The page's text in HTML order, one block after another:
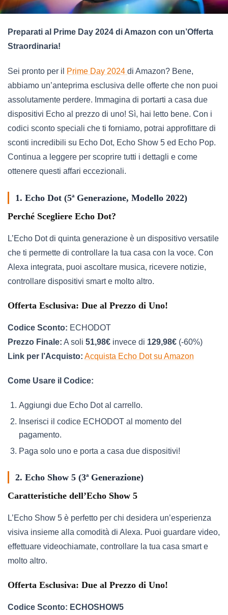
Preparati al Prime Day 2024 di Amazon con un’Offerta
Straordinaria!
Sei pronto per il Prime Day 2024 di Amazon? Bene,
abbiamo un’anteprima esclusiva delle offerte che non puoi
assolutamente perdere. Immagina di portarti a casa due
dispositivi Echo al prezzo di uno! Sì, hai letto bene. Con i
codici sconto speciali che ti forniamo, potrai approfittare di
sconti incredibili su Echo Dot, Echo Show 5 ed Echo Pop.
Continua a leggere per scoprire tutti i dettagli e come
ottenere questi affari eccezionali.
1. Echo Dot (5ª Generazione, Modello 2022)
Perché Scegliere Echo Dot?
L’Echo Dot di quinta generazione è un dispositivo versatile
che ti permette di controllare la tua casa con la voce. Con
Alexa integrata, puoi ascoltare musica, ricevere notizie,
controllare dispositivi smart e molto altro.
Offerta Esclusiva: Due al Prezzo di Uno!
Codice Sconto: ECHODOT
Prezzo Finale: A soli 51,98€ invece di 129,98€ (-60%)
Link per l’Acquisto: Acquista Echo Dot su Amazon
Come Usare il Codice:
Aggiungi due Echo Dot al carrello.
Inserisci il codice ECHODOT al momento del
pagamento.
Paga solo uno e porta a casa due dispositivi!
2. Echo Show 5 (3ª Generazione)
Caratteristiche dell’Echo Show 5
L’Echo Show 5 è perfetto per chi desidera un’esperienza
visiva insieme alla comodità di Alexa. Puoi guardare video,
effettuare videochiamate, controllare la tua casa smart e
molto altro.
Offerta Esclusiva: Due al Prezzo di Uno!
Codice Sconto: ECHOSHOW5